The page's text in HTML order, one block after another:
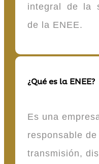
integral de la
de la ENEE.
¿Qué es la ENEE?
Es una
responsable
transmisión,